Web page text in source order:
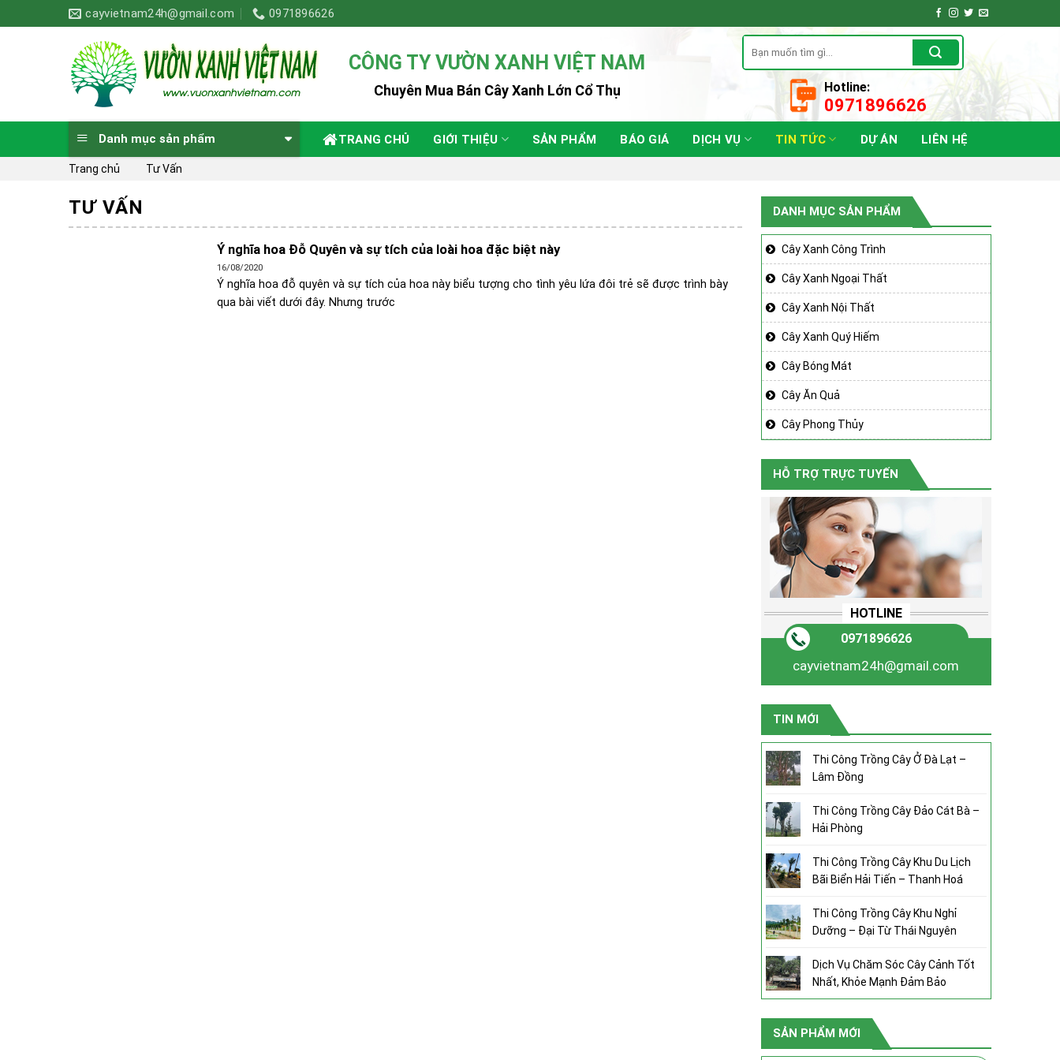
to
cayvietnam24h@gmail.com 0971896626
CÔNG TY VƯỜN XANH VIỆT NAM
Chuyên Mua Bán Cây Xanh Lớn Cổ Thụ
kiếm:
Hotline:
0971896626
Danh mục sản phẩm TRANG CHỦ GIỚI THIỆU SẢN PHẨM BÁO GIÁ DỊCH VỤ TIN TỨC DỰ ÁN LIÊN HỆ
Trang chủ Tư Vấn
TƯ VẤN
Ý nghĩa hoa Đỗ Quyên và sự tích của loài hoa đặc biệt này
16/08/2020
Ý nghĩa hoa đỗ quyên và sự tích của hoa này biểu tượng cho tình yêu lứa đôi trẻ sẽ được trình bày
qua bài viết dưới đây. Nhưng trước
DANH MỤC SẢN PHẨM
Cây Xanh Công Trình
Cây Xanh Ngoại Thất
Cây Xanh Nội Thất
Cây Xanh Quý Hiếm
Cây Bóng Mát
Cây Ăn Quả
Cây Phong Thủy
HỖ TRỢ TRỰC TUYẾN
HOTLINE
0971896626
cayvietnam24h@gmail.com
TIN MỚI
Thi Công Trồng Cây Ở Đà Lạt –
Lâm Đồng
Thi Công Trồng Cây Đảo Cát Bà –
Hải Phòng
Thi Công Trồng Cây Khu Du Lịch
Bãi Biển Hải Tiến – Thanh Hoá
Thi Công Trồng Cây Khu Nghỉ
Dưỡng – Đại Từ Thái Nguyên
Dịch Vụ Chăm Sóc Cây Cảnh Tốt
Nhất, Khỏe Mạnh Đảm Bảo
SẢN PHẨM MỚI